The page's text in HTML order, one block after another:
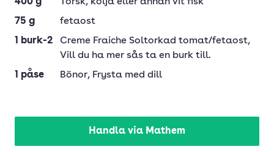
75 g
fetaost
1
burk-2 Creme Fraiche Soltorkad tomat/fetaost,
Vill du ha mer sås ta en burk till.
1 påse Bönor, Frysta med dill
Handla via Mathem